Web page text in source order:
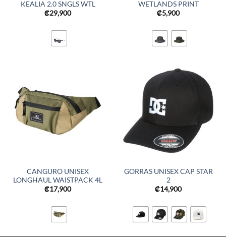
KEALIA 2.0 SNGLS WTL
₡29,900
WETLANDS PRINT
₡5,900
CANGURO UNISEX
LONGHAUL WAISTPACK 4L
₡17,900
GORRAS UNISEX CAP STAR
2
₡14,900